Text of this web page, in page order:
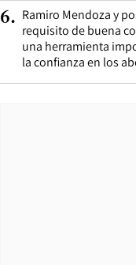
6. Ramiro Mendoza y
requisito de buena
una herramienta
la confianza en los